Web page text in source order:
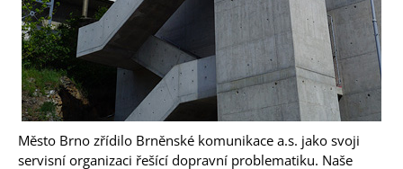
Město Brno zřídilo Brněnské komunikace a.s. jako svoji
servisní organizaci řešící dopravní problematiku. Naše